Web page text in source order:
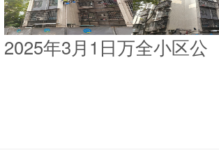
2025年3月1日万全小区公